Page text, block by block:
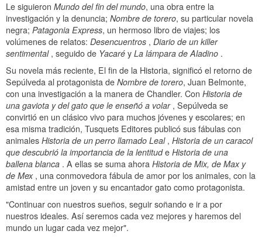
Le siguieron Mundo del fin del mundo, una obra entre la
investigación y la denuncia; Nombre de torero, su particular novela
negra; Patagonia Express, un hermoso libro de viajes; los
volúmenes de relatos: Desencuentros , Diario de un killer
sentimental , seguido de Yacaré y La lámpara de Aladino .
Su novela más reciente, El fin de la Historia, significó el retorno de
Sepúlveda al protagonista de Nombre de torero, Juan Belmonte,
con una investigación a la manera de Chandler. Con Historia de
una gaviota y del gato que le enseñó a volar , Sepúlveda se
convirtió en un clásico vivo para muchos jóvenes y escolares; en
esa misma tradición, Tusquets Editores publicó sus fábulas con
animales Historia de un perro llamado Leal , Historia de un caracol
que descubrió la importancia de la lentitud e Historia de una
ballena blanca . A ellas se suma ahora Historia de Mix, de Max y
de Mex , una conmovedora fábula de amor por los animales, con la
amistad entre un joven y su encantador gato como protagonista.
"Continuar con nuestros sueños, seguir soñando e ir a por
nuestros ideales. Así seremos cada vez mejores y haremos del
mundo un lugar cada vez mejor".